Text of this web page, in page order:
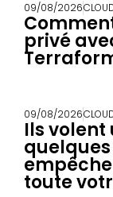
09/08/2026
privé
09/08/2026
Ils volent
toute